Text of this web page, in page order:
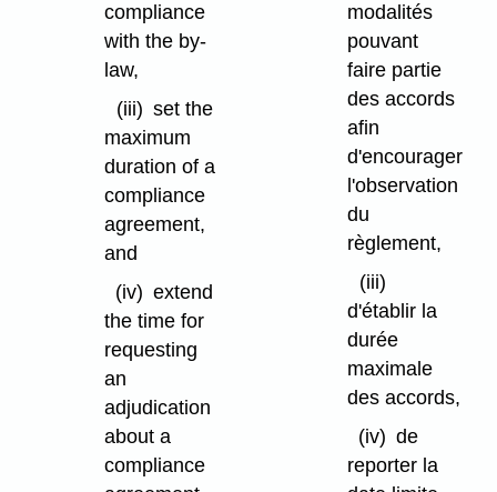
compliance
with the by-
law,
(iii) set the
maximum
duration of a
compliance
agreement,
and
(iv) extend
the time for
requesting
an
adjudication
about a
compliance
modalités
pouvant
faire partie
des accords
afin
d'encourager
l'observation
du
règlement,
(iii)
d'établir la
durée
maximale
des accords,
(iv) de
reporter la